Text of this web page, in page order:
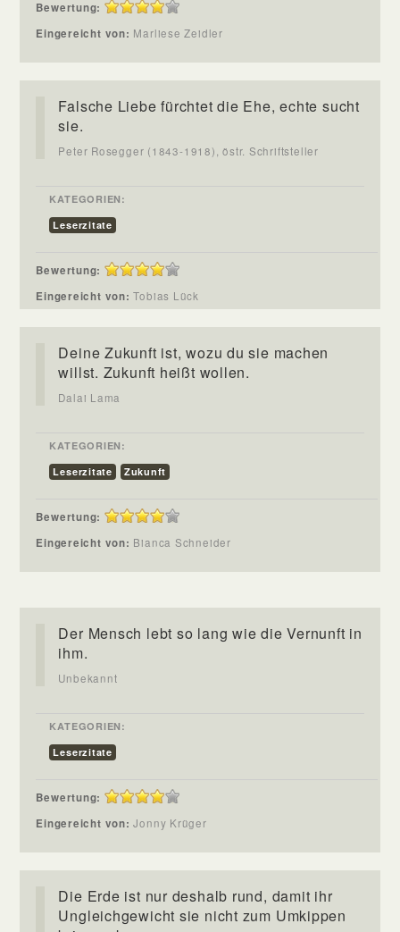
Bewertung:
Eingereicht von: Marliese Zeidler
Falsche Liebe fürchtet die Ehe, echte sucht
sie.
Peter Rosegger (1843-1918), östr. Schriftsteller
KATEGORIEN:
Leserzitate
Bewertung:
Eingereicht von:Tobias Lück
Deine Zukunft ist, wozu du sie machen
willst. Zukunft heißt wollen.
Dalai Lama
KATEGORIEN:
Leserzitate
Zukunft
Bewertung:
Eingereicht von: Bianca Schneider
Der Mensch lebt so lang wie die Vernunft in
ihm.
Unbekannt
KATEGORIEN:
Leserzitate
Bewertung:
Eingereicht von:Jonny Krüger
Die Erde ist nur deshalb rund, damit ihr
Ungleichgewicht sie nicht zum Umkippen